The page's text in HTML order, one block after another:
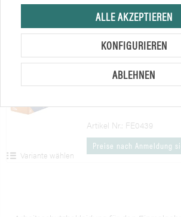
Artikel Nr.: ZEL30254GS
Preise nach Anmeldung
Merken
KOWLOON Nitril-
blau, ungepudert
Artikel Nr.: FE0439
Preise nach Anmeldung
Variante wählen
ALLE AKZEPTIEREN
KONFIGURIEREN
ABLEHNEN